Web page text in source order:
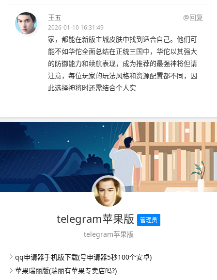
王五 @回复
2026-01-10 16:31:49
家，都能在新版主城皮肤中找到适合自己。他们可
能不如华佗全面总结在正统三国中，华佗以其强大
的防御能力和续航表现，成为推荐的最强神将但请
注意，每位玩家的玩法风格和资源配置都不同，因
此选择神将时还需结合个人实
telegram苹果版 管理员
telegram苹果版
qq申请器手机版下载(号申请器5秒100个安卓)
苹果瑞丽版(瑞丽有苹果专卖店吗?)